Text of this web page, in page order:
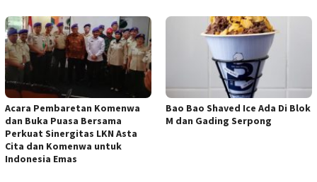
Acara Pembaretan Komenwa
dan Buka Puasa Bersama
Perkuat Sinergitas LKN Asta
Cita dan Komenwa untuk
Indonesia Emas
Bao Bao Shaved Ice Ada Di Blok
M dan Gading Serpong